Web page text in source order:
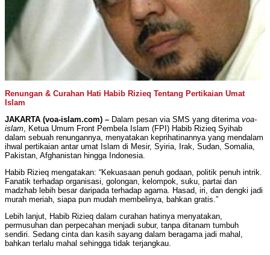
Renungan & Curahan Hati Habib Rizieq Tentang Pertikaian Umat
Islam
JAKARTA (voa-islam.com) – Dalam pesan via SMS yang diterima voa-
islam, Ketua Umum Front Pembela Islam (FPI) Habib Rizieq Syihab
dalam sebuah renungannya, menyatakan keprihatinannya yang mendalam
ihwal pertikaian antar umat Islam di Mesir, Syiria, Irak, Sudan, Somalia,
Pakistan, Afghanistan hingga Indonesia.
Habib Rizieq mengatakan: “Kekuasaan penuh godaan, politik penuh intrik.
Fanatik terhadap organisasi, golongan, kelompok, suku, partai dan
madzhab lebih besar daripada terhadap agama. Hasad, iri, dan dengki jadi
murah meriah, siapa pun mudah membelinya, bahkan gratis.”
Lebih lanjut, Habib Rizieq dalam curahan hatinya menyatakan,
permusuhan dan perpecahan menjadi subur, tanpa ditanam tumbuh
sendiri. Sedang cinta dan kasih sayang dalam beragama jadi mahal,
bahkan terlalu mahal sehingga tidak terjangkau.